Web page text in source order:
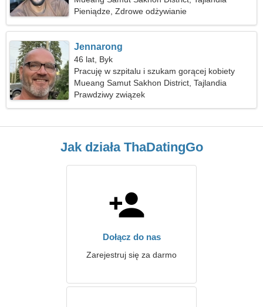
Pieniądze, Zdrowe odżywianie
Jennarong
46 lat, Byk
Pracuję w szpitalu i szukam gorącej kobiety
Mueang Samut Sakhon District, Tajlandia
Prawdziwy związek
Jak działa ThaDatingGo
Dołącz do nas
Zarejestruj się za darmo